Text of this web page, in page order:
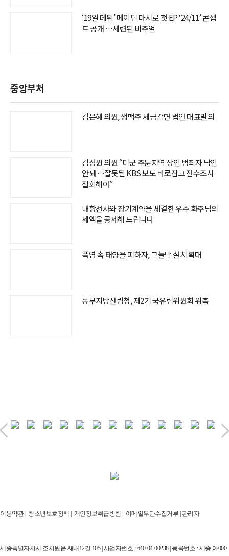
‘19일 데뷔’ 메이딘 마시로 첫 EP ‘24/11’ 콘셉
트 공개 …세련된 비주얼
중앙부처
김은혜 의원, 생맥주 세금감면 법안 대표발의
김성원 의원 “미군 주둔지역 상인 범죄자 낙인
안 돼…잘못된 KBS 보도 바로잡고 전수조사
철회해야”
내항선사와 장기계약을 체결한 우수 화주님의
세액을 공제해 드립니다
폭염 속 태양을 피하자, 그늘막 설치 확대
동부지방산림청, 제2기 국유림위원회 위촉
이용약관| 청소년보호정책 | 개인정보취급방침 | 이메일무단수집거부 | 관리자
세종특별자치시 조치원읍 새내12길 105 | 사업자번호 : 640-04-00238 | 등록번호 : 세종,아000